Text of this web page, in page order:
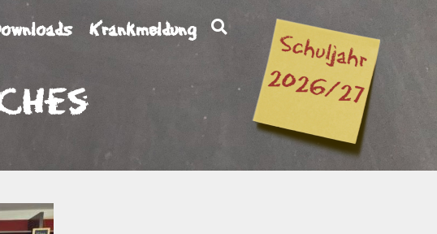
Krankmeldung